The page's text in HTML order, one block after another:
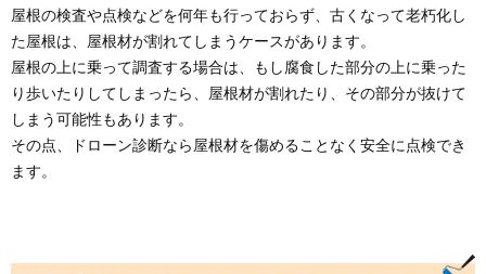
屋根の検査や点検などを何年も行っておらず、古くなって老朽化し
た屋根は、屋根材が割れてしまうケースがあります。
屋根の上に乗って調査する場合は、もし腐食した部分の上に乗った
り歩いたりしてしまったら、屋根材が割れたり、その部分が抜けて
しまう可能性もあります。
その点、ドローン診断なら屋根材を傷めることなく安全に点検でき
ます。